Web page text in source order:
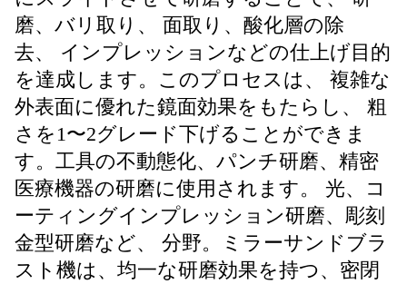
磨、バリ取り、
面取り、酸化層の除
去、
インプレッションなどの仕上げ目的
を達成します。このプロセスは、
複雑な
外表面に優れた鏡面効果をもたらし、
粗
さを1〜2グレード下げることができま
す。工具の不動態化、パンチ研磨、精密
医療機器の研磨に使用されます。
光、コ
ーティングインプレッション研磨、彫刻
金型研磨など、
分野。ミラーサンドブラ
スト機は、均一な研磨効果を持つ、密閉